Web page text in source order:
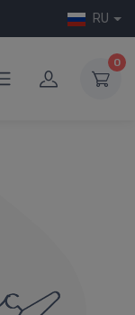
RU
0